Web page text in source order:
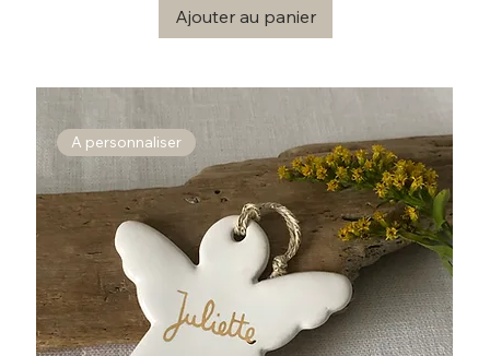
Ajouter au panier
A personnaliser